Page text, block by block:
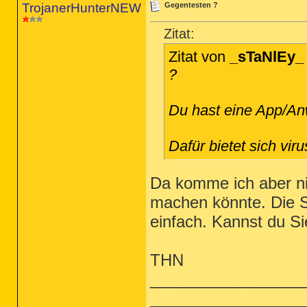
TrojanerHunterNEW Gegentesten ?
Zitat:
Zitat von
_sTaNlEy_
?
Du hast eine App/
Dafür bietet sich
Da komme ich aber
machen könnte. Die
einfach. Kannst du
THN